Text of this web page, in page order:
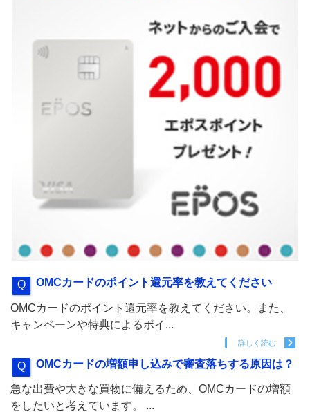
OMCカードのポイント還元率を教えてください
OMCカードのポイント還元率を教えてください。また、
キャンペーンや特典によるポイ...
詳しく読む
OMCカードの増額申し込みで審査落ちする原因は？
急な出費や大きな買物に備えるため、OMCカードの増額
をしたいと考えています。 ...